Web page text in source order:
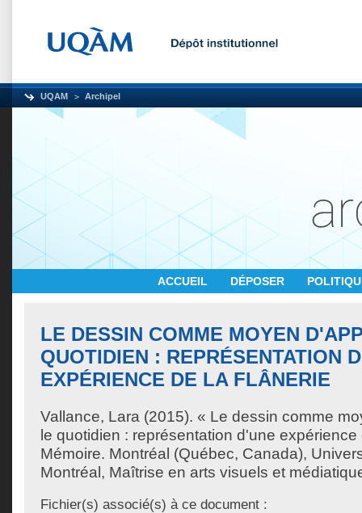
UQAM Archipel
ACCUEIL DÉPOSER
LE DESSIN COMME MOYEN
QUOTIDIEN : REPRÉSENTATION
EXPÉRIENCE DE LA FLÂNERIE
Vallance, Lara (2015). « Le dessin comme
le quotidien : représentation d'une
Mémoire. Montréal (Québec, Canada),
Montréal, Maîtrise en arts visuels et
Fichier(s) associé(s) à ce document :